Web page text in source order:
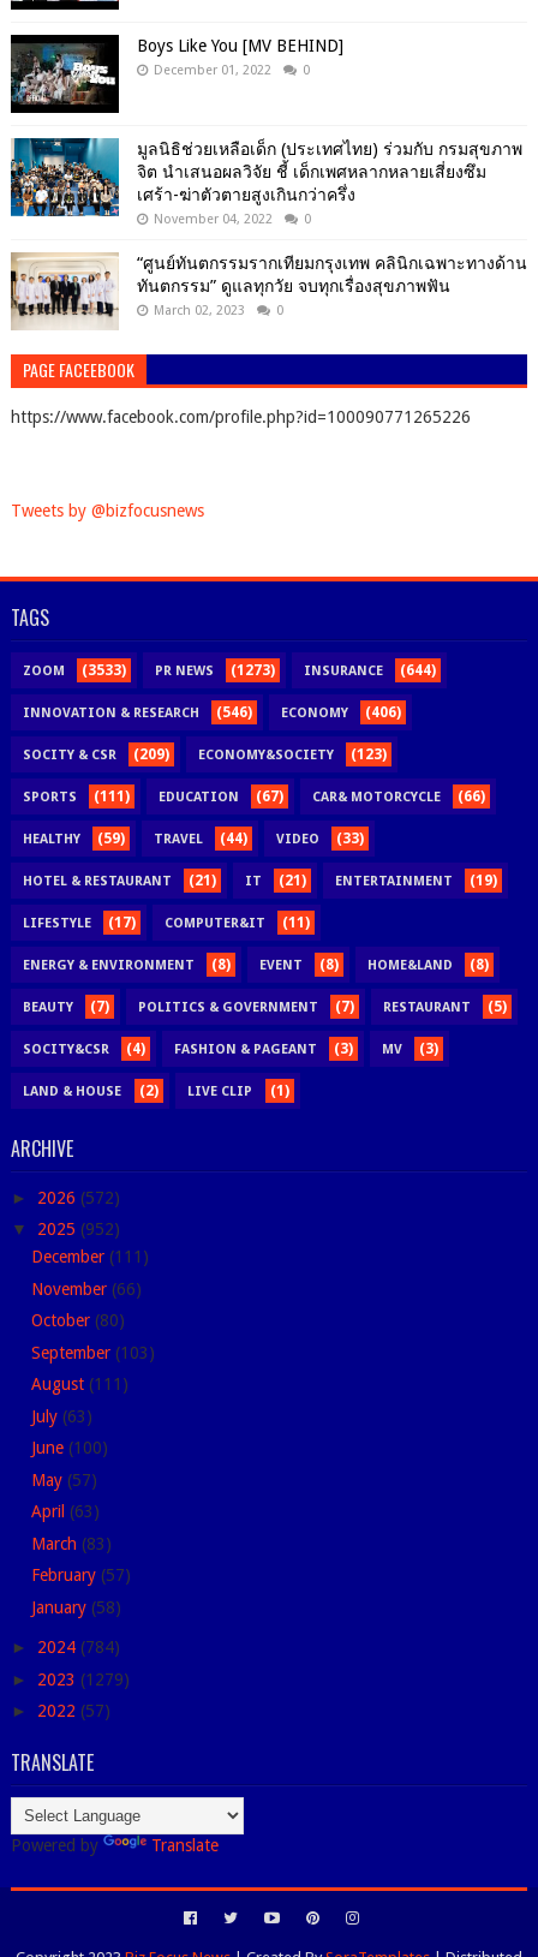
Boys Like You [MV BEHIND]
December 01, 2022 0
มูลนิธิช่วยเหลือเด็ก (ประเทศไทย) ร่วมกับ กรมสุขภาพ
จิต นำเสนอผลวิจัย ชี้ เด็กเพศหลากหลายเสี่ยงซึม
เศร้า-ฆ่าตัวตายสูงเกินกว่าครึ่ง
November 04, 2022 0
“ศูนย์ทันตกรรมรากเทียมกรุงเทพ คลินิกเฉพาะทางด้าน
ทันตกรรม” ดูแลทุกวัย จบทุกเรื่องสุขภาพฟัน
March 02, 2023 0
PAGE FACEEBOOK
https://www.facebook.com/profile.php?id=100090771265226
Tweets by @bizfocusnews
TAGS
ZOOM (3533) PR NEWS (1273) INSURANCE (644)
INNOVATION & RESEARCH (546) ECONOMY (406)
SOCITY & CSR (209) ECONOMY&SOCIETY (123)
SPORTS (111) EDUCATION (67) CAR& MOTORCYCLE (66)
HEALTHY (59) TRAVEL (44) VIDEO (33)
HOTEL & RESTAURANT (21) IT (21) ENTERTAINMENT (19)
LIFESTYLE (17) COMPUTER&IT (11)
ENERGY & ENVIRONMENT (8) EVENT (8) HOME&LAND (8)
BEAUTY (7) POLITICS & GOVERNMENT (7) RESTAURANT (5)
SOCITY&CSR (4) FASHION & PAGEANT (3) MV (3)
LAND & HOUSE (2) LIVE CLIP (1)
ARCHIVE
► 2026 (572)
▼ 2025 (952)
December (111)
November (66)
October (80)
September (103)
August (111)
July (63)
June (100)
May (57)
April (63)
March (83)
February (57)
January (58)
► 2024 (784)
► 2023 (1279)
► 2022 (57)
TRANSLATE
Powered by Translate